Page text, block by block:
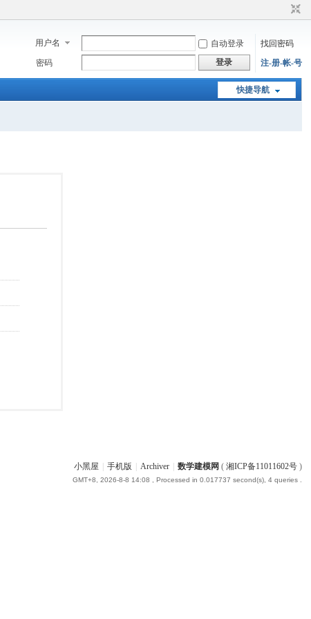
用户名 自动登录
找回密码
密码
登录 注-册-帐-号
快捷导航
小黑屋 手机版 Archiver 数学建模网 ( 湘ICP备11011602号)
GMT+8, 2026-8-8 14:08 , Processed in 0.017737 second(s), 4 queries .